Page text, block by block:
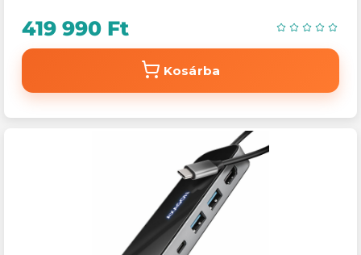
419 990 Ft
Kosárba